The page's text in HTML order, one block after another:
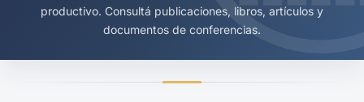
productivo. Consultá publicaciones, libros, artículos y
documentos de conferencias.